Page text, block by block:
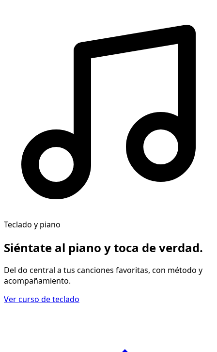
Teclado y piano
Siéntate al piano ytoca de verdad.
Del do central a tus canciones favoritas, con método y
acompañamiento.
Ver curso de teclado